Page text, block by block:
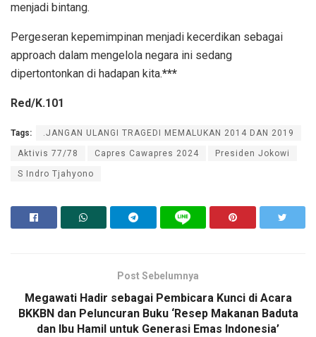
menjadi bintang.
Pergeseran kepemimpinan menjadi kecerdikan sebagai
approach dalam mengelola negara ini sedang
dipertontonkan di hadapan kita.***
Red/K.101
Tags: .JANGAN ULANGI TRAGEDI MEMALUKAN 2014 DAN 2019
Aktivis 77/78 Capres Cawapres 2024 Presiden Jokowi
S Indro Tjahyono
Post Sebelumnya
Megawati Hadir sebagai Pembicara Kunci di Acara
BKKBN dan Peluncuran Buku ‘Resep Makanan Baduta
dan Ibu Hamil untuk Generasi Emas Indonesia’